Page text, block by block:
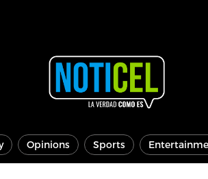
Opinions Sports